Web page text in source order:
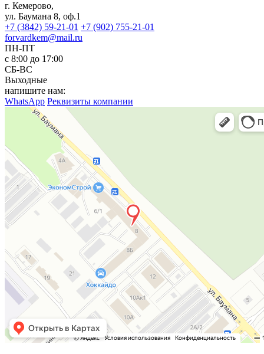
г. Кемерово,
ул. Баумана 8, оф.1
+7 (3842) 59-21-01 +7 (902) 755-21-01
forvardkem@mail.ru
ПН-ПТ
с 8:00 до 17:00
СБ-ВС
Выходные
напишите нам:
WhatsApp Реквизиты компании